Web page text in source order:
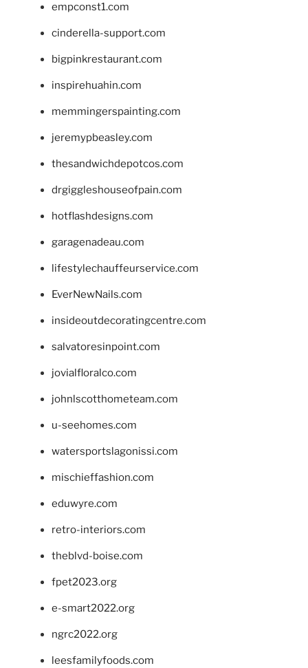
empconst1.com
cinderella-support.com
bigpinkrestaurant.com
inspirehuahin.com
memmingerspainting.com
jeremypbeasley.com
thesandwichdepotcos.com
drgiggleshouseofpain.com
hotflashdesigns.com
garagenadeau.com
lifestylechauffeurservice.com
EverNewNails.com
insideoutdecoratingcentre.com
salvatoresinpoint.com
jovialfloralco.com
johnlscotthometeam.com
u-seehomes.com
watersportslagonissi.com
mischieffashion.com
eduwyre.com
retro-interiors.com
theblvd-boise.com
fpet2023.org
e-smart2022.org
ngrc2022.org
leesfamilyfoods.com